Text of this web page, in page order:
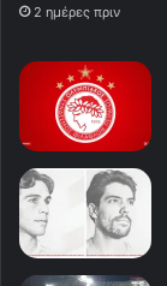
2 ημέρες πριν